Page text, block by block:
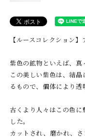
【ルースコレクション】
紫色の鉱物といえば、真
この美しい紫色は、結
るもので、個体により透
古くより人々はこの色
した。
カットされ、磨かれ、さ